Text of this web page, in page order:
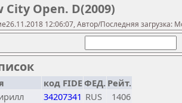
Open. D(2009)
12:06:07, Автор/Последняя загрузка:
код FIDEФЕД. Рейт.
34207341 RUS
1406